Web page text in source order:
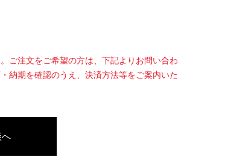
ご注文をご希望の方は、下記よりお問い合わ
納期を確認のうえ、決済方法等をご案内いた